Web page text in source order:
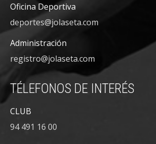
Oficina Deportiva
deportes@jolaseta.com
Administración
registro@jolaseta.com
TÉLEFONOS DE INTERÉS
CLUB
94 491 16 00